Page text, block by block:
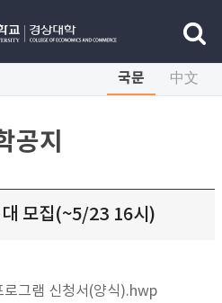
국문 中文
공지
모집(~5/23 16시)
그램 신청서(양식).hwp